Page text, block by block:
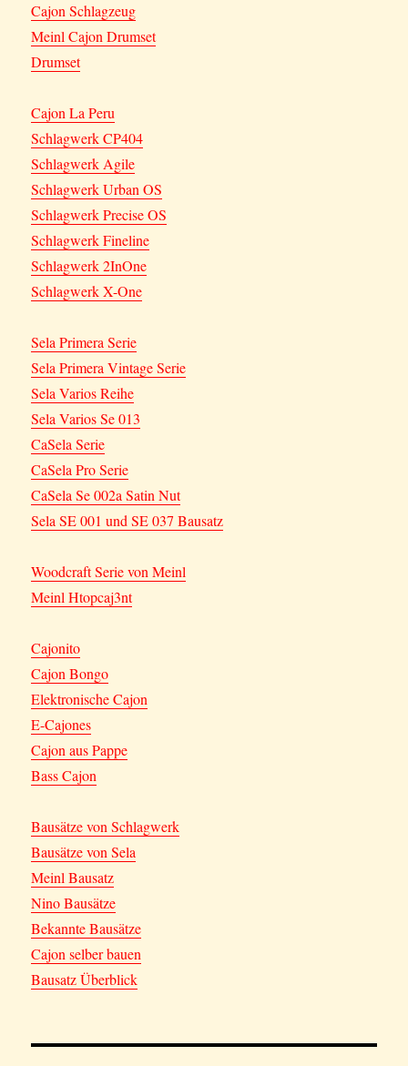
Cajon Schlagzeug
Meinl Cajon Drumset
Drumset
Cajon La Peru
Schlagwerk CP404
Schlagwerk Agile
Schlagwerk Urban OS
Schlagwerk Precise OS
Schlagwerk Fineline
Schlagwerk 2InOne
Schlagwerk X-One
Sela Primera Serie
Sela Primera Vintage Serie
Sela Varios Reihe
Sela Varios Se 013
CaSela Serie
CaSela Pro Serie
CaSela Se 002a Satin Nut
Sela SE 001 und SE 037 Bausatz
Woodcraft Serie von Meinl
Meinl Htopcaj3nt
Cajonito
Cajon Bongo
Elektronische Cajon
E-Cajones
Cajon aus Pappe
Bass Cajon
Bausätze von Schlagwerk
Bausätze von Sela
Meinl Bausatz
Nino Bausätze
Bekannte Bausätze
Cajon selber bauen
Bausatz Überblick